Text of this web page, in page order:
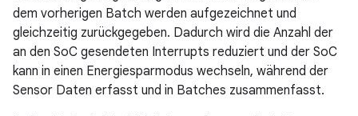
dem vorherigen Batch werden aufgezeichnet und
gleichzeitig zurückgegeben. Dadurch wird die Anzahl der
an den SoC gesendeten Interrupts reduziert und der SoC
kann in einen Energiesparmodus wechseln, während der
Sensor Daten erfasst und in Batches zusammenfasst.